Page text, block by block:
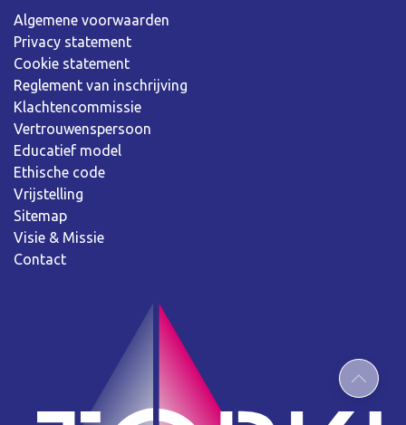
Algemene voorwaarden
Privacy statement
Cookie statement
Reglement van inschrijving
Klachtencommissie
Vertrouwenspersoon
Educatief model
Ethische code
Vrijstelling
Sitemap
Visie & Missie
Contact